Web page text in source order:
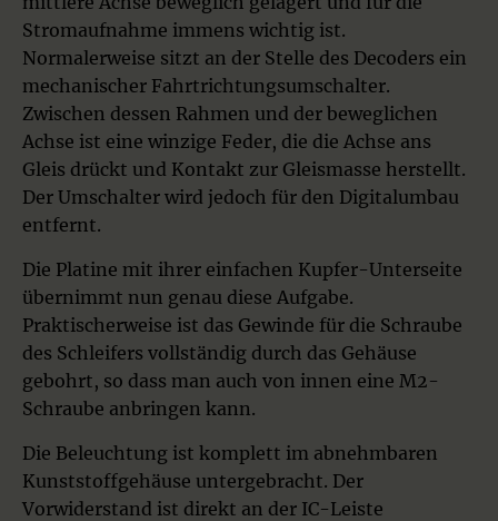
Stromaufnahme immens wichtig ist.
Normalerweise sitzt an der Stelle des Decoders ein
mechanischer Fahrtrichtungsumschalter.
Zwischen dessen Rahmen und der beweglichen
Achse ist eine winzige Feder, die die Achse ans
Gleis drückt und Kontakt zur Gleismasse herstellt.
Der Umschalter wird jedoch für den Digitalumbau
entfernt.
Die Platine mit ihrer einfachen Kupfer-Unterseite
übernimmt nun genau diese Aufgabe.
Praktischerweise ist das Gewinde für die Schraube
des Schleifers vollständig durch das Gehäuse
gebohrt, so dass man auch von innen eine M2-
Schraube anbringen kann.
Die Beleuchtung ist komplett im abnehmbaren
Kunststoffgehäuse untergebracht. Der
Vorwiderstand ist direkt an der IC-Leiste